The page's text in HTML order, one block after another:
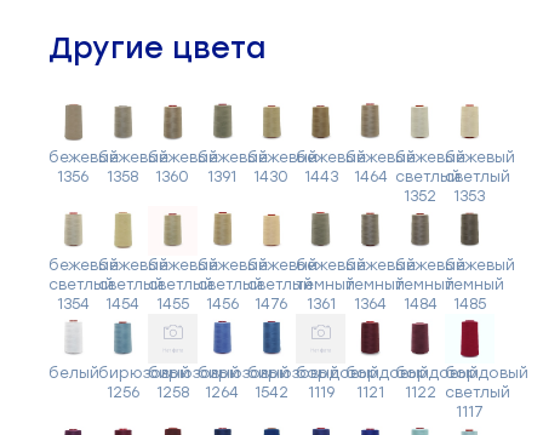
Другие цвета
бежевый
1356
бежевый
1358
бежевый
1360
бежевый
1391
бежевый
1430
бежевый
1443
бежевый
1464
бежевый
светлый
1352
бежевый
светлый
1353
бежевый
светлый
1354
бежевый
светлый
1454
бежевый
светлый
1455
бежевый
светлый
1456
бежевый
светлый
1476
бежевый
темный
1361
бежевый
темный
1364
бежевый
темный
1484
бежевый
темный
1485
белыйбирюзовый
1256
бирюзовый
1258
бирюзовый
1264
бирюзовый
1542
бордовый
1119
бордовый
1121
бордовый
1122
бордовый
светлый
1117